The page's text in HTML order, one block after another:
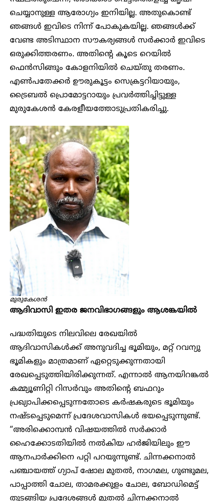
ചെയ്യാനുള്ള ആരോഗ്യം ഇനിയില്ല. അതുകൊണ്ട്
ഞങ്ങൾ ഇവിടെ നിന്ന് പോകുകയില്ല. ഞങ്ങൾക്ക്
വേണ്ട അടിസ്ഥാന സൗകര്യങ്ങൾ സർക്കാർ ഇവിടെ
ഒരുക്കിത്തരണം. അതിന്റെ കൂടെ റെയിൽ
ഫെൻസിങ്ങും കോളനിയിൽ ചെയ്തു തരണം.
എൺപതേക്കർ ഊരുകൂട്ടം സെക്രട്ടറിയായും,
ട്രൈബൽ പ്രൊമോട്ടറായും പ്രവർത്തിച്ചിട്ടുള്ള
മുരുകേശൻ കേരളീയത്തോടുപ്രതികരിച്ചു.
മുരുകേശൻ
ആദിവാസി ഇതര ജനവിഭാഗങ്ങളും ആശങ്കയിൽ
പദ്ധതിയുടെ നിലവിലെ രേഖയിൽ
ആദിവാസികൾക്ക് അനുവദിച്ച ഭൂമിയും, മറ്റ് റവന്യു
ഭൂമികളും മാത്രമാണ് ഏറ്റെടുക്കുന്നതായി
രേഖപ്പെടുത്തിയിരിക്കുന്നത്. എന്നാൽ ആനയിറങ്കൽ
കമ്മ്യൂണിറ്റി റിസർവും അതിന്റെ ബഫറും
പ്രഖ്യാപിക്കപ്പെടുന്നതോടെ കർഷകരുടെ ഭൂമിയും
നഷ്ടപ്പെടുമെന്ന് പ്രദേശവാസികൾ ഭയപ്പെടുന്നുണ്ട്.
“അരിക്കൊമ്പൻ വിഷയത്തിൽ സർക്കാർ
ഹൈക്കോടതിയിൽ നൽകിയ ഹർജിയിലും ഈ
ആനപാർക്കിനെ പറ്റി പറയുന്നുണ്ട്. ചിന്നക്കനാൽ
പഞ്ചായത്ത് ​ഗ്യാപ് ഷോല മുതൽ, നാഗമല, ഗുണ്ടുമല,
പാപ്പാത്തി ചോല, താമരക്കുളം ചോല, ബോഡിമെട്ട്
തുടങ്ങിയ പ്രദേശങ്ങൾ മുതൽ ചിന്നക്കനാൽ